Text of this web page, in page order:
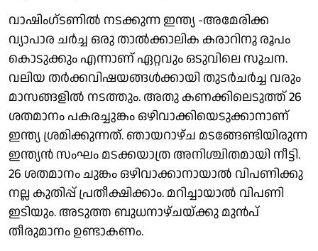
വാഷിംഗ്ടണിൽ നടക്കുന്ന ഇന്ത്യ -അമേരിക്ക
വ്യാപാര ചർച്ച ഒരു താൽക്കാലിക കരാറിനു രൂപം
കൊടുക്കും എന്നാണ് ഏറ്റവും ഒടുവിലെ സൂചന.
വലിയ തർക്കവിഷയങ്ങൾക്കായി തുടർചർച്ച വരും
മാസങ്ങളിൽ നടത്തും. അതു കണക്കിലെടുത്ത് 26
ശതമാനം പകരച്ചുങ്കം ഒഴിവാക്കിയെടുക്കാനാണ്
ഇന്ത്യ ശ്രമിക്കുന്നത്. ഞായറാഴ്ച മടങ്ങേണ്ടിയിരുന്ന
ഇന്ത്യൻ സംഘം മടക്കയാത്ര അനിശ്ചിതമായി നീട്ടി.
26 ശതമാനം ചുങ്കം ഒഴിവാക്കാനായാൽ വിപണിക്കു
നല്ല കുതിപ്പ് പ്രതീക്ഷിക്കാം. മറിച്ചായാൽ വിപണി
ഇടിയും. അടുത്ത ബുധനാഴ്ചയ്ക്കു മുൻപ്
തീരുമാനം ഉണ്ടാകണം.